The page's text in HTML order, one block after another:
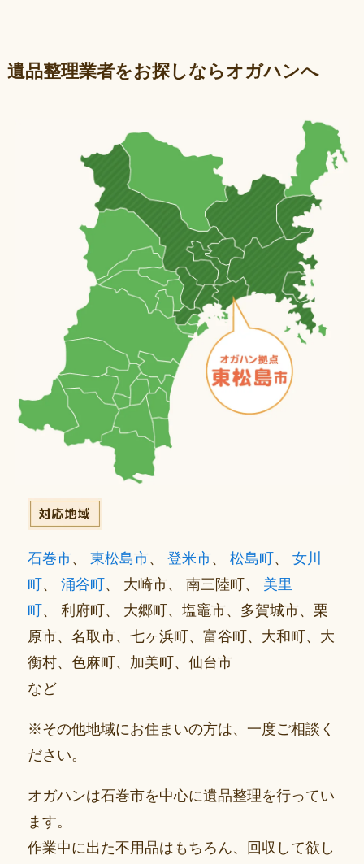
遺品整理業者をお探しならオガハンへ
石巻市、東松島市、登米市、松島町、女川
町、涌谷町、 大崎市、 南三陸町、 美里
町、 利府町、 大郷町、塩竈市、多賀城市、栗
原市、名取市、七ヶ浜町、富谷町、大和町、大
衡村、色麻町、加美町、仙台市
など
※その他地域にお住まいの方は、一度ご相談く
ださい。
オガハンは石巻市を中心に遺品整理を行ってい
ます。
作業中に出た不用品はもちろん、回収して欲し